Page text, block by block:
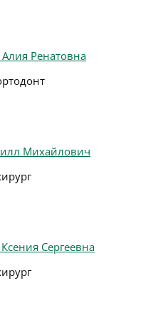
Ренатовна
Михайлович
Сергеевна